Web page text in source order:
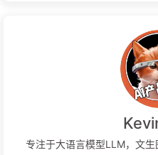
专注于大语言模型LLM，文